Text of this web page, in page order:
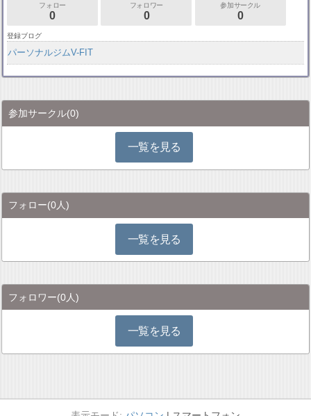
フォロー
0
フォロワー
0
参加サークル
0
登録ブログ
パーソナルジムV-FIT
参加サークル(0)
一覧を見る
フォロー(0人)
一覧を見る
フォロワー(0人)
一覧を見る